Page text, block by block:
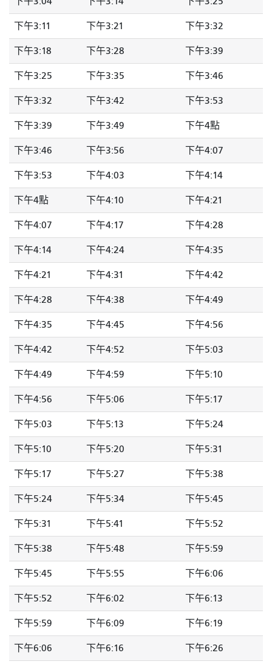
下午3:11 下午3:21 下午3:32
下午3:18 下午3:28 下午3:39
下午3:25 下午3:35 下午3:46
下午3:32 下午3:42 下午3:53
下午3:39 下午3:49 下午4點
下午3:46 下午3:56 下午4:07
下午3:53 下午4:03 下午4:14
下午4點 下午4:10 下午4:21
下午4:07 下午4:17 下午4:28
下午4:14 下午4:24 下午4:35
下午4:21 下午4:31 下午4:42
下午4:28 下午4:38 下午4:49
下午4:35 下午4:45 下午4:56
下午4:42 下午4:52 下午5:03
下午4:49 下午4:59 下午5:10
下午4:56 下午5:06 下午5:17
下午5:03 下午5:13 下午5:24
下午5:10 下午5:20 下午5:31
下午5:17 下午5:27 下午5:38
下午5:24 下午5:34 下午5:45
下午5:31 下午5:41 下午5:52
下午5:38 下午5:48 下午5:59
下午5:45 下午5:55 下午6:06
下午5:52 下午6:02 下午6:13
下午5:59 下午6:09 下午6:19
下午6:06 下午6:16 下午6:26